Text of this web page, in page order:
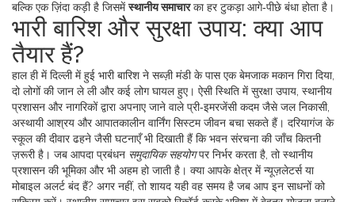
बल्कि एक ज़िंदा कड़ी है जिसमेंस्थानीय समाचारका हर टुकड़ा आगे‑पीछे बंधा होता है।
भारी बारिश और सुरक्षा उपाय: क्या आप
तैयार हैं?
हाल ही में दिल्ली में हुई भारी बारिश ने सब्ज़ी मंडी के पास एक बेमजाक मकान गिरा दिया,
दो लोगों की जान ले ली और कई लोग घायल हुए। ऐसी स्थिति मेंसुरक्षा उपाय स्थानीय
प्रशासन और नागरिकों द्वारा अपनाए जाने वाले प्री‑इमरजेंसी कदम जैसे जल निकासी,
अस्थायी आश्रय और आपातकालीन वार्निंग सिस्टमजीवन बचा सकते हैं। दरियागंज के
स्कूल की दीवार ढहने जैसी घटनाएँ भी दिखाती हैं कि भवन संरचना की जाँच कितनी
ज़रूरी है। जब आपदा प्रबंधन समुदायिक सहयोगपर निर्भर करता है, तो स्थानीय
प्रशासन की भूमिका और भी अहम हो जाती है। क्या आपके क्षेत्र में न्यूज़लेटर्स या
मोबाइल अलर्ट बंद हैं? अगर नहीं, तो शायद यही वह समय है जब आप इन साधनों को